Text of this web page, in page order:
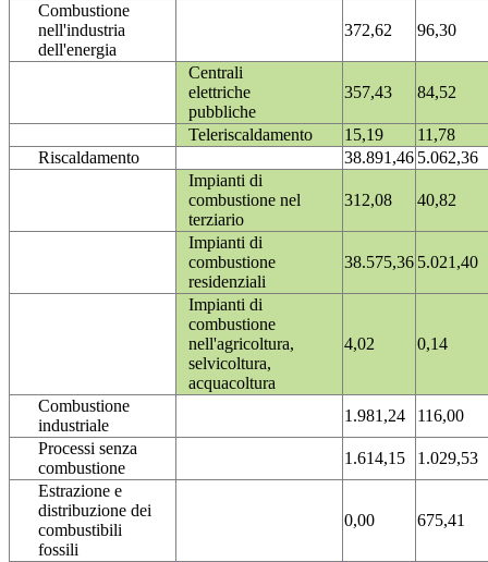
Combustione
nell'industria
dell'energia
372,62 96,30
Centrali
elettriche
pubbliche
357,43 84,52
Teleriscaldamento 15,19
11,78
Riscaldamento
38.891,46 5.062,36
Impianti di
combustione nel
terziario
312,08 40,82
Impianti di
combustione
residenziali
38.575,36 5.021,40
Impianti di
combustione
nell'agricoltura,
selvicoltura,
acquacoltura
4,02 0,14
Combustione
industriale
1.981,24
116,00
Processi senza
combustione
1.614,15
1.029,53
Estrazione e
distribuzione dei
combustibili
fossili
0,00 675,41